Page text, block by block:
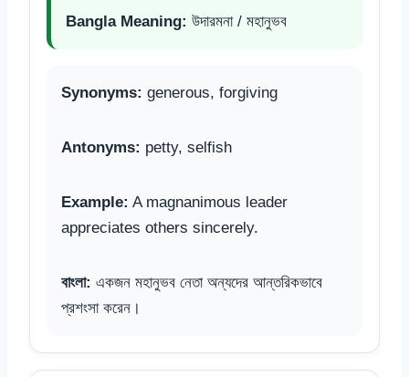
Bangla Meaning: উদারমনা / মহানুভব
Synonyms: generous, forgiving
Antonyms: petty, selfish
Example: A magnanimous leader
appreciates others sincerely.
বাংলা: একজন মহানুভব নেতা অন্যদের আন্তরিকভাবে
প্রশংসা করেন।